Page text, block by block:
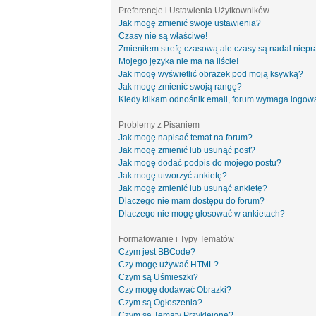
Preferencje i Ustawienia Użytkowników
Jak mogę zmienić swoje ustawienia?
Czasy nie są właściwe!
Zmieniłem strefę czasową ale czasy są nadal
Mojego języka nie ma na liście!
Jak mogę wyświetlić obrazek pod moją ksywką?
Jak mogę zmienić swoją rangę?
Kiedy klikam odnośnik email, forum wymaga
Problemy z Pisaniem
Jak mogę napisać temat na forum?
Jak mogę zmienić lub usunąć post?
Jak mogę dodać podpis do mojego postu?
Jak mogę utworzyć ankietę?
Jak mogę zmienić lub usunąć ankietę?
Dlaczego nie mam dostępu do forum?
Dlaczego nie mogę głosować w ankietach?
Formatowanie i Typy Tematów
Czym jest BBCode?
Czy mogę używać HTML?
Czym są Uśmieszki?
Czy mogę dodawać Obrazki?
Czym są Ogłoszenia?